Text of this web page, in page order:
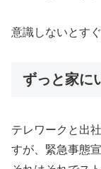
意識しないとす
ずっと家に
テレワークと出
すが、緊急事態